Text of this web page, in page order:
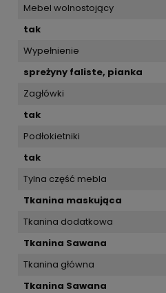
Mebel wolnostojący
tak
Wypełnienie
spreżyny faliste, pianka
Zagłówki
tak
Podłokietniki
tak
Tylna część mebla
Tkanina maskująca
Tkanina dodatkowa
Tkanina Sawana
Tkanina główna
Tkanina Sawana